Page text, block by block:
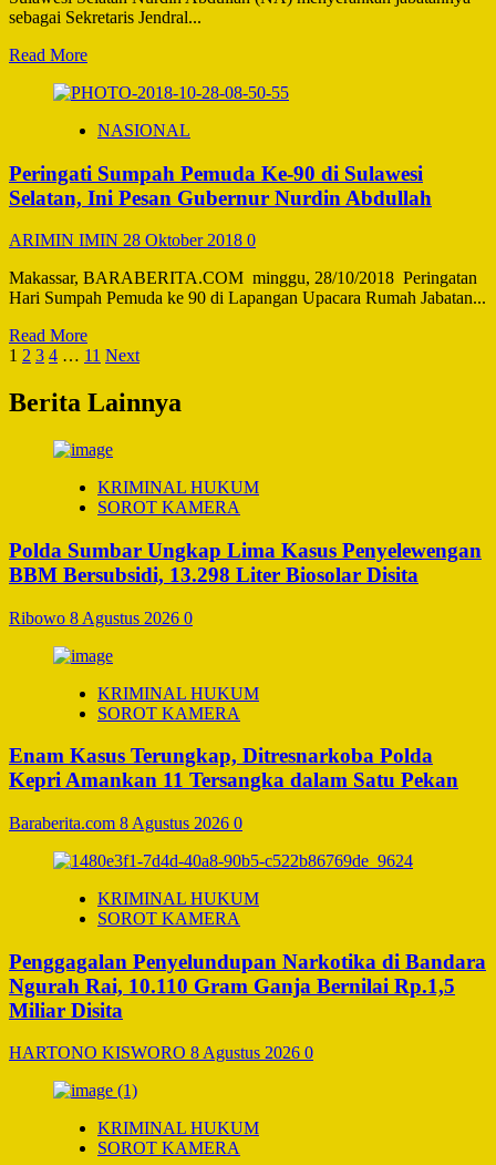
Ajak
Dengar
Tuhan
Hoax
sebagai Sekretaris Jendral...
Read MoreRead
about
Sulsel
Abdullah
Serahkan
Jabatan
Sekjen
APKASI
ke
Remigo
Berutu
NASIONAL
Peringati Sumpah Pemuda Ke-90 di Sulawesi
Selatan, Ini Pesan Gubernur Nurdin Abdullah
ARIMIN IMIN 28 Oktober 2018 0
Makassar, BARABERITA.COM minggu, 28/10/2018 Peringatan
Hari Sumpah Pemuda ke 90 di Lapangan Upacara Rumah Jabatan...
Read MoreRead
more
Peringati
Sumpah
Ke-
di
Sulawesi
Ini
Pesan
Nurdin
Abdullah
Paginasi
pos
1 2 3 4 … 11 Next
Berita Lainnya
KRIMINAL HUKUM
SOROT KAMERA
Polda Sumbar Ungkap Lima Kasus Penyelewengan
BBM Bersubsidi, 13.298 Liter Biosolar Disita
Ribowo 8 Agustus 2026 0
KRIMINAL HUKUM
SOROT KAMERA
Enam Kasus Terungkap, Ditresnarkoba Polda
Kepri Amankan 11 Tersangka dalam Satu Pekan
Baraberita.com 8 Agustus 2026 0
KRIMINAL HUKUM
SOROT KAMERA
Penggagalan Penyelundupan Narkotika di Bandara
Ngurah Rai, 10.110 Gram Ganja Bernilai Rp.1,5
Miliar Disita
HARTONO KISWORO 8 Agustus 2026 0
KRIMINAL HUKUM
SOROT KAMERA